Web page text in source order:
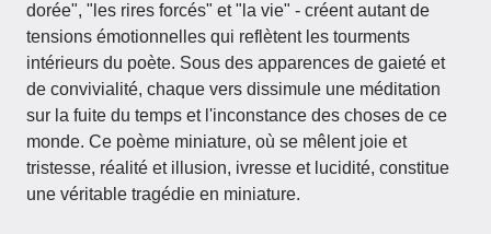
dorée", "les rires forcés" et "la vie" - créent autant de
tensions émotionnelles qui reflètent les tourments
intérieurs du poète. Sous des apparences de gaieté et
de convivialité, chaque vers dissimule une méditation
sur la fuite du temps et l'inconstance des choses de ce
monde. Ce poème miniature, où se mêlent joie et
tristesse, réalité et illusion, ivresse et lucidité, constitue
une véritable tragédie en miniature.